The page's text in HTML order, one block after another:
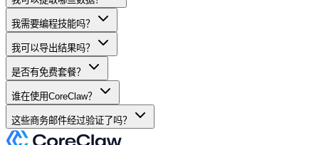
我需要编程技能吗？
我可以导出结果吗？
是否有免费套餐？
谁在使用CoreClaw？
这些商务邮件经过验证了吗？